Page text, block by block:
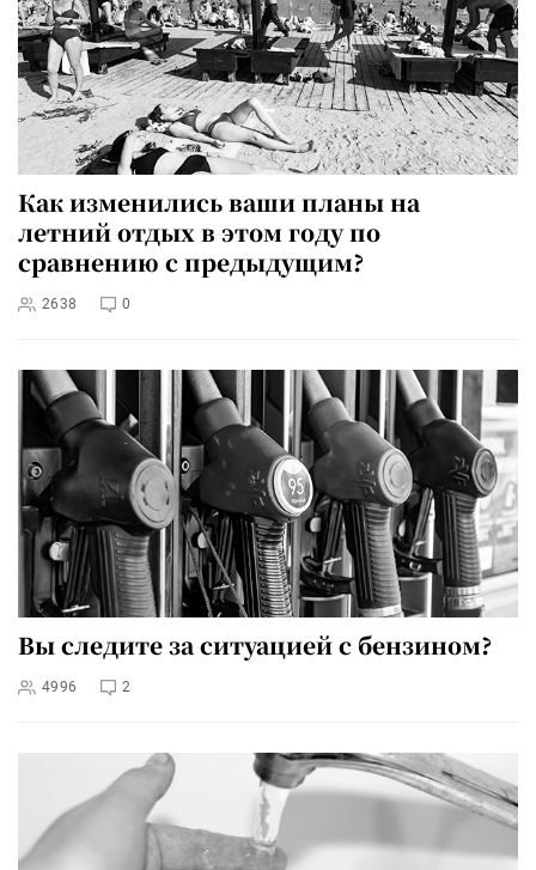
Как изменились ваши планы на
летний отдых в этом году по
сравнению с предыдущим?
2638 0
Вы следите за ситуацией с бензином?
4996 2